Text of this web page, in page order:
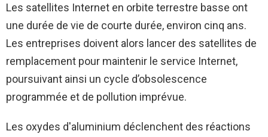
Les satellites Internet en orbite terrestre basse ont
une durée de vie de courte durée, environ cinq ans.
Les entreprises doivent alors lancer des satellites de
remplacement pour maintenir le service Internet,
poursuivant ainsi un cycle d’obsolescence
programmée et de pollution imprévue.
Les oxydes d'aluminium déclenchent des réactions